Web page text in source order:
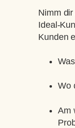
Nimm
Ideal-
Kunden
Wo
Am